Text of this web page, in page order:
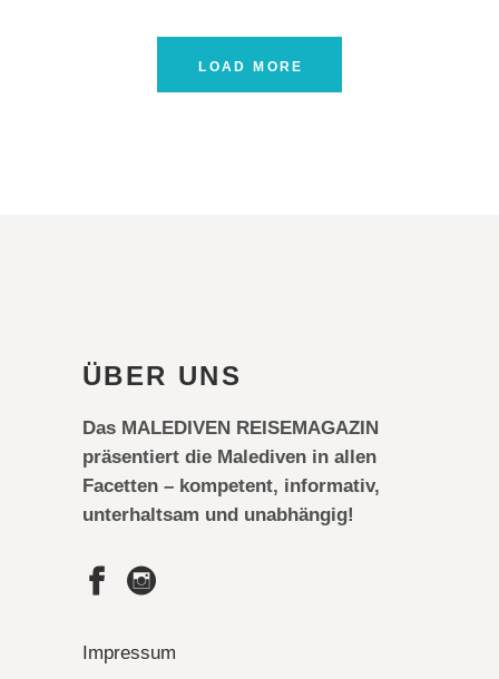
LOAD MORE
ÜBER UNS
Das MALEDIVEN REISEMAGAZIN
präsentiert die Malediven in allen
Facetten – kompetent, informativ,
unterhaltsam und unabhängig!
Impressum